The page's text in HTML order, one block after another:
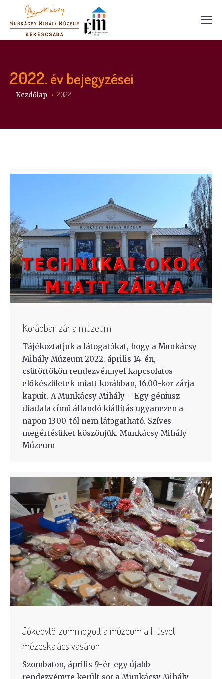
2022. év bejegyzései
Itt vagy:
Kezdőlap 2022
Korábban zár a múzeum
Tájékoztatjuk a látogatókat, hogy a Munkácsy
Mihály Múzeum 2022. április 14-én,
csütörtökön rendezvénnyel kapcsolatos
előkészületek miatt korábban, 16.00-kor zárja
kapuit. A Munkácsy Mihály – Egy géniusz
diadala című állandó kiállítás ugyanezen a
napon 13.00-tól nem látogatható. Szíves
megértésüket köszönjük. Munkácsy Mihály
Múzeum
Jókedvtől zümmögött a múzeum a Húsvéti
mézeskalács vásáron
Szombaton, április 9-én egy újabb
rendezvényre került sor a Munkácsy Mihály